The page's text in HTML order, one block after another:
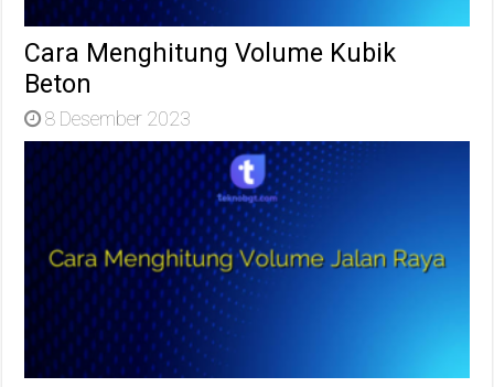
Cara Menghitung Volume Kubik
Beton
8 Desember 2023